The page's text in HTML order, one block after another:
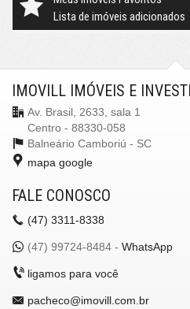
Lista de imóveis adicionados
IMOVILL IMÓVEIS E
Av. Brasil, 2633, sala 1
Centro - 88330-058
Balneário Camboriú - SC
mapa google
FALE CONOSCO
(47) 3311-8338
(47) 99724-8484 - WhatsApp
ligamos para você
pacheco@imovill.com.br